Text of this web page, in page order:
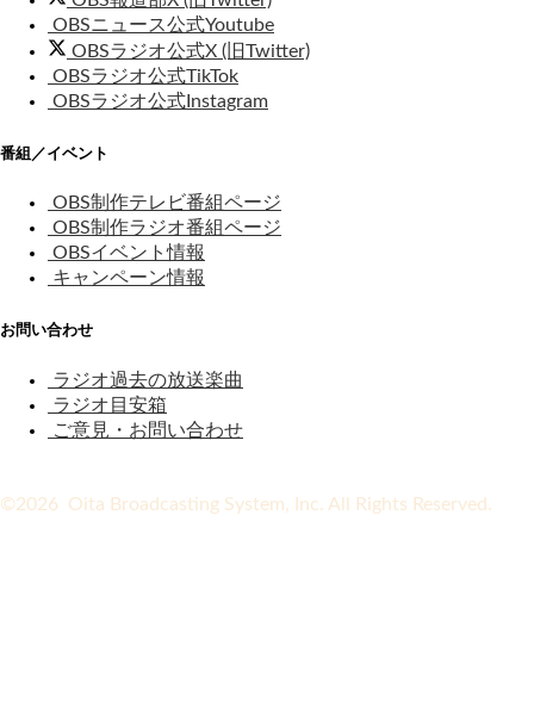
OBSニュース公式Youtube
OBSラジオ公式X (旧Twitter)
OBSラジオ公式TikTok
OBSラジオ公式Instagram
番組／イベント
OBS制作テレビ番組ページ
OBS制作ラジオ番組ページ
OBSイベント情報
キャンペーン情報
お問い合わせ
ラジオ過去の放送楽曲
ラジオ目安箱
ご意見・お問い合わせ
©2026 Oita Broadcasting System, Inc. All Rights Reserved.